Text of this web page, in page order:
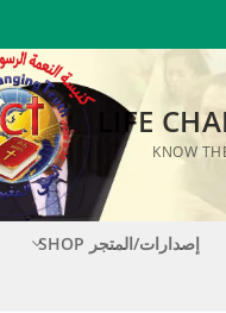
إصدارات/المتجر SHOP